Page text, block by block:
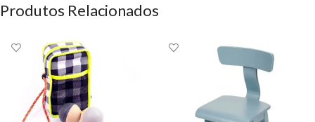
Produtos Relacionados